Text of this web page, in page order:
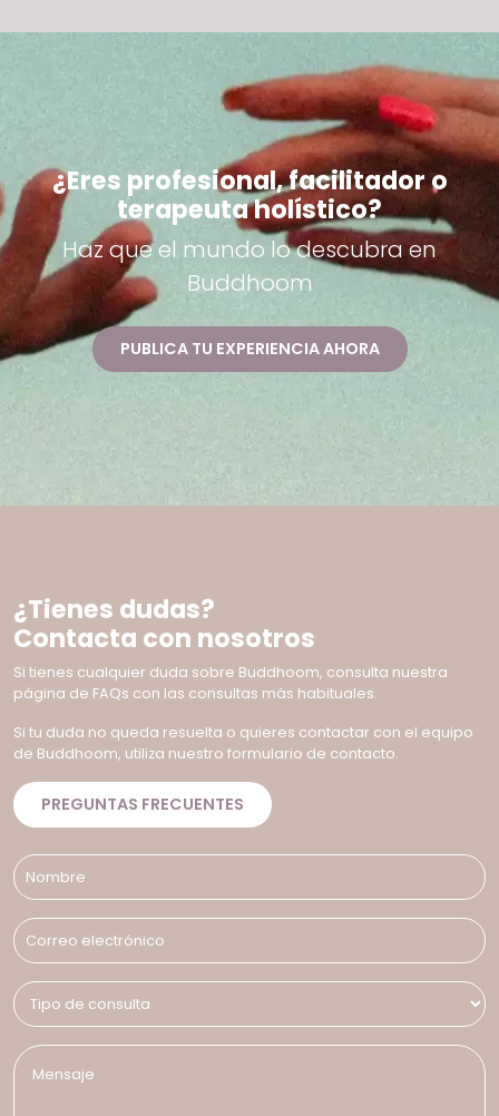
¿Eres profesional, facilitador o
terapeuta holístico?
Haz que el mundo lo descubra en
Buddhoom
PUBLICA TU EXPERIENCIA AHORA
¿Tienes dudas?
Contacta con nosotros
Si tienes cualquier duda sobre Buddhoom, consulta nuestra
página de FAQs con las consultas más habituales.
Si tu duda no queda resuelta o quieres contactar con el equipo
de Buddhoom, utiliza nuestro formulario de contacto.
PREGUNTAS FRECUENTES